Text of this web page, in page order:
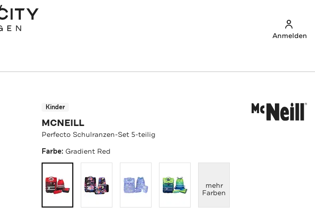
Anmelden
Kinder
MCNEILL
Perfecto Schulranzen-Set 5-teilig
Farbe: Gradient Red
mehr
Farben